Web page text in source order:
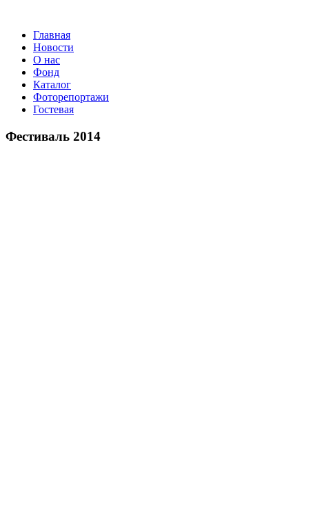
Главная
Новости
О нас
Фонд
Каталог
Фоторепортажи
Гостевая
Фестиваль 2014